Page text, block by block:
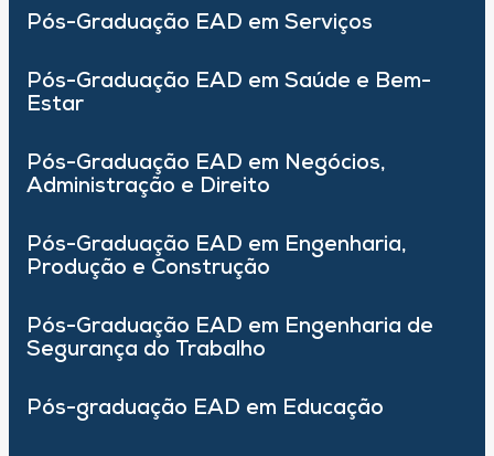
Pós-Graduação EAD em Serviços
Pós-Graduação EAD em Saúde e Bem-
Estar
Pós-Graduação EAD em Negócios,
Administração e Direito
Pós-Graduação EAD em Engenharia,
Produção e Construção
Pós-Graduação EAD em Engenharia de
Segurança do Trabalho
Pós-graduação EAD em Educação